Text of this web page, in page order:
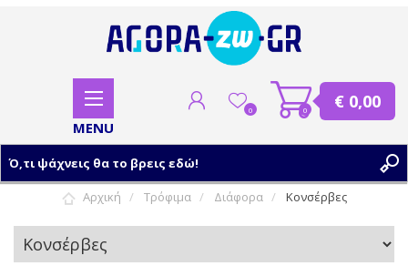
ΣΥΝΔΕΣΗ
0 0 € 0,00
Αρχική Τρόφιμα Διάφορα Κονσέρβες